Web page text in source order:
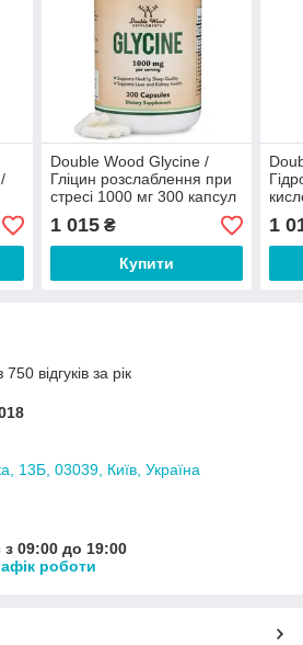
Double Wood Glycine /
Гліцин розслаблення при
стресі 1000 мг 300 капсул
1 015₴
Купити
1
відгуків за рік
13Б, 03039, Київ, Україна
09:00 до 19:00
роботи